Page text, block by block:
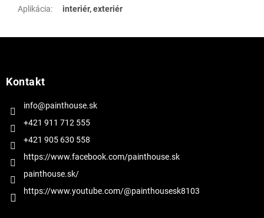
Aplikácia: interiér, exteriér
Kontakt
info@painthouse.sk
+421 911 712 555
+421 905 630 558
https://www.facebook.com/painthouse.sk
painthouse.sk/
https://www.youtube.com/@painthousesk8103